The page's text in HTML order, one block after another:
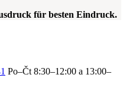
für besten Eindruck.
Po–Čt 8:30–12:00 a 13:00–